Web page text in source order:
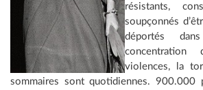
résistants,
soupçonnés
déportés
violences, la
sommaires sont quotidiennes. 900.000